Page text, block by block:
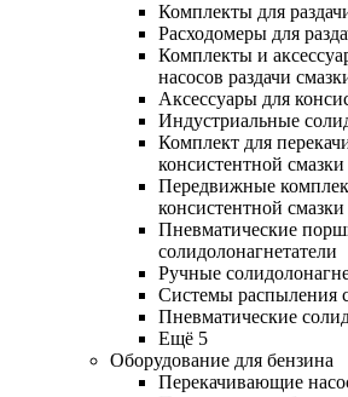
Комплекты для
Расходомеры для
Комплекты и
насосов раздачи
Аксессуары для
Индустриальные
Комплект для
консистентной смазки
Передвижные
консистентной смазки
Пневматические
солидолонагнетатели
Ручные
Системы распыления
Пневматические
Ещё 5
Оборудование для бензина
Перекачивающие